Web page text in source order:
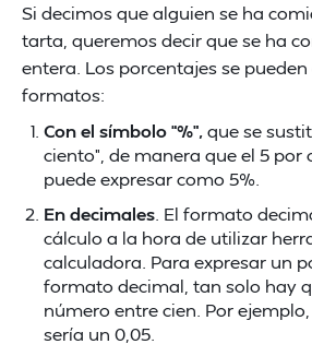
Si decimos que alguien se ha
tarta, queremos decir que se ha
entera. Los porcentajes se
formatos:
Con el símbolo “%”,que se
ciento”, de manera que el 5 por
puede expresar como 5%.
En decimales . El formato
cálculo a la hora de utilizar
calculadora. Para expresar un
formato decimal, tan solo hay
número entre cien. Por
sería un 0,05.